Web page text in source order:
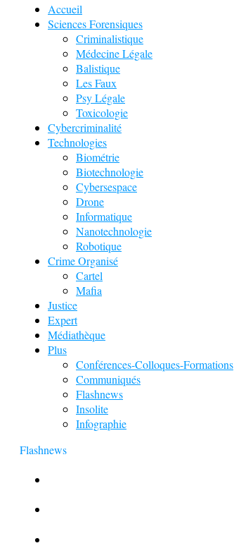
Accueil
Sciences Forensiques
Criminalistique
Médecine Légale
Balistique
Les Faux
Psy Légale
Toxicologie
Cybercriminalité
Technologies
Biométrie
Biotechnologie
Cybersespace
Drone
Informatique
Nanotechnologie
Robotique
Crime Organisé
Cartel
Mafia
Justice
Expert
Médiathèque
Plus
Conférences-Colloques-Formations
Communiqués
Flashnews
Insolite
Infographie
Flashnews